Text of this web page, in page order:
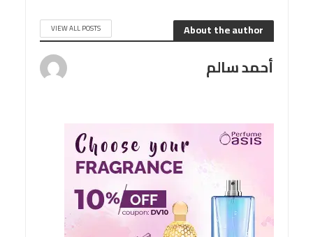
About the author
VIEW ALL POSTS
أحمد سالم